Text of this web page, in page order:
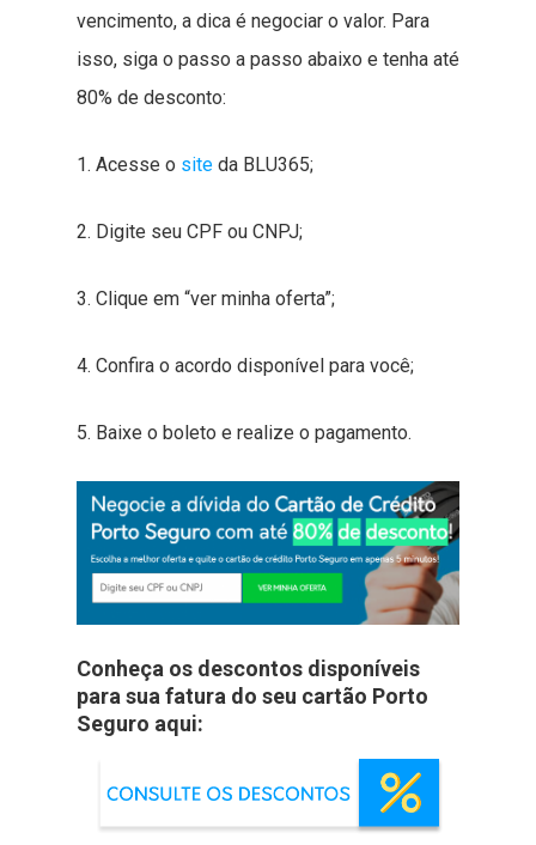
vencimento, a dica é negociar o valor. Para
isso, siga o passo a passo abaixo e tenha até
80% de desconto:
1. Acesse o site da BLU365;
2. Digite seu CPF ou CNPJ;
3. Clique em “ver minha oferta”;
4. Confira o acordo disponível para você;
5. Baixe o boleto e realize o pagamento.
Conheça os descontos disponíveis
para sua fatura do seu cartão Porto
Seguro aqui: